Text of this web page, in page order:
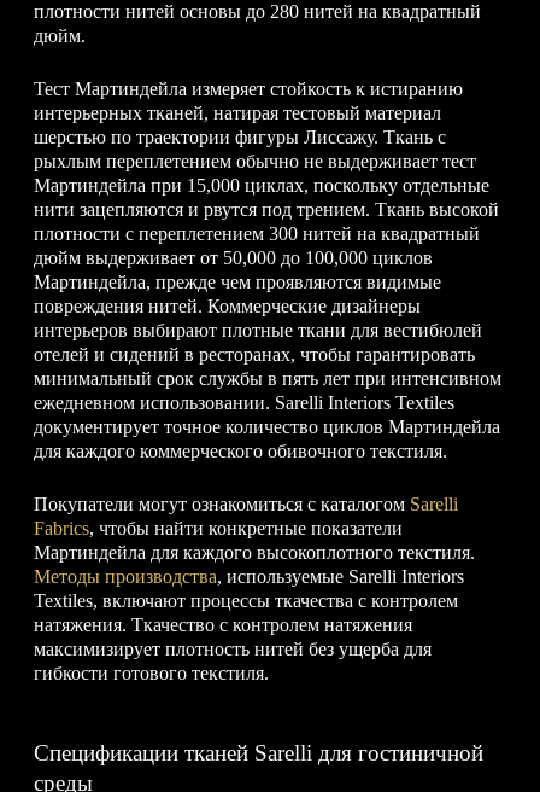
плотности нитей основы до 280 нитей на квадратный
дюйм.
Тест Мартиндейла измеряет стойкость к истиранию
интерьерных тканей, натирая тестовый материал
шерстью по траектории фигуры Лиссажу. Ткань с
рыхлым переплетением обычно не выдерживает тест
Мартиндейла при 15,000 циклах, поскольку отдельные
нити зацепляются и рвутся под трением. Ткань высокой
плотности с переплетением 300 нитей на квадратный
дюйм выдерживает от 50,000 до 100,000 циклов
Мартиндейла, прежде чем проявляются видимые
повреждения нитей. Коммерческие дизайнеры
интерьеров выбирают плотные ткани для вестибюлей
отелей и сидений в ресторанах, чтобы гарантировать
минимальный срок службы в пять лет при интенсивном
ежедневном использовании. Sarelli Interiors Textiles
документирует точное количество циклов Мартиндейла
для каждого коммерческого обивочного текстиля.
Покупатели могут ознакомиться с каталогом Sarelli
Fabrics, чтобы найти конкретные показатели
Мартиндейла для каждого высокоплотного текстиля.
Методы производства, используемые Sarelli Interiors
Textiles, включают процессы ткачества с контролем
натяжения. Ткачество с контролем натяжения
максимизирует плотность нитей без ущерба для
гибкости готового текстиля.
Спецификации тканей Sarelli для гостиничной
среды